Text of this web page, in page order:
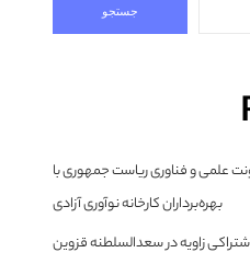
جستجو
علمی و فناوری ریاست جمهوری با
بهره‌برداران کارخانه نوآوری آزادی
زاویه در سعدالسلطنه قزوین